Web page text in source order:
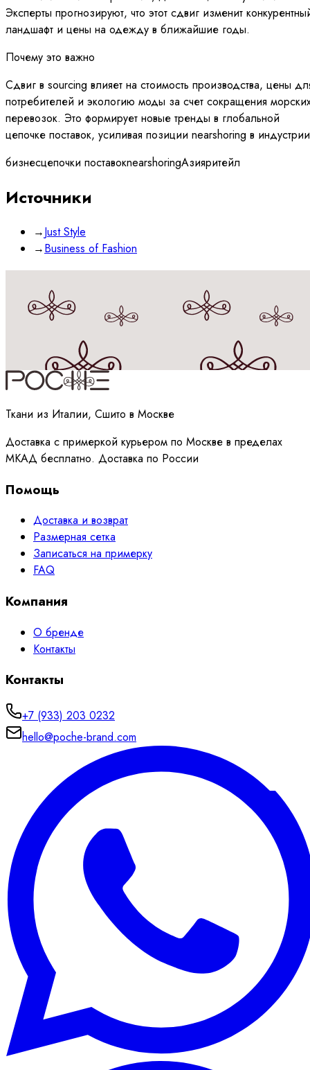
Эксперты прогнозируют, что этот сдвиг изменит
ландшафт и цены на одежду в ближайшие годы.
Почему это важно
Сдвиг в sourcing влияет на стоимость производства, цены
потребителей и экологию моды за счет сокращения
перевозок. Это формирует новые тренды в глобальной
цепочке поставок, усиливая позиции nearshoring в
бизнесцепочки поставокnearshoringАзияритейл
Источники
→Just Style
→Business of Fashion
Принимаюполитикуобработки данных
Ткани из Италии, Сшито в Москве
Доставка с примеркой курьером по Москве в пределах
МКАД бесплатно. Доставка по России
Помощь
Доставка и возврат
Размерная сетка
Записаться на примерку
FAQ
Компания
О бренде
Контакты
Контакты
+7 (933) 203 0232
hello@poche-brand.com